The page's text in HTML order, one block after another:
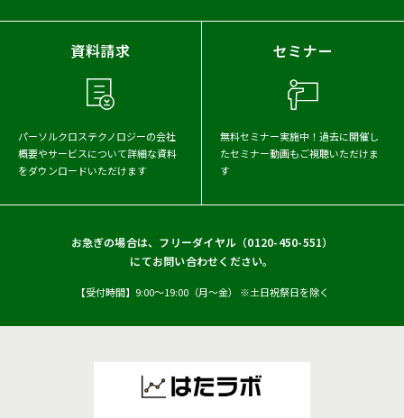
資料請求
パーソルクロステクノロジーの会社
概要やサービスについて詳細な資料
をダウンロードいただけます
セミナー
無料セミナー実施中！ 過去に開催し
たセミナー動画もご視聴いただけま
す
お急ぎの場合は、フリーダイヤル（0120-450-551）
にてお問い合わせください。
【受付時間】9:00〜19:00（月〜金） ※土日祝祭日を除く